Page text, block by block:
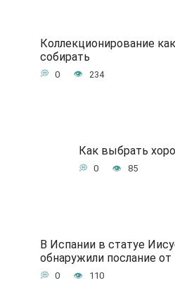
Коллекционирование
собирать
0 234
Как выбрать
0 85
В Испании в статуе
обнаружили послание от
0 110